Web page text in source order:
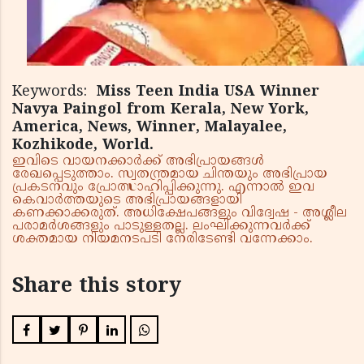
Keywords: Miss Teen India USA Winner
Navya Paingol from Kerala, New York,
America, News, Winner, Malayalee,
Kozhikode, World.
ഇവിടെ വായനക്കാർക്ക് അഭിപ്രായങ്ങൾ
രേഖപ്പെടുത്താം. സ്വതന്ത്രമായ ചിന്തയും അഭിപ്രായ
പ്രകടനവും പ്രോത്സാഹിപ്പിക്കുന്നു. എന്നാൽ ഇവ
കെവാർത്തയുടെ അഭിപ്രായങ്ങളായി
കണക്കാക്കരുത്. അധിക്ഷേപങ്ങളും വിദ്വേഷ - അശ്ലീല
പരാമർശങ്ങളും പാടുള്ളതല്ല. ലംഘിക്കുന്നവർക്ക്
ശക്തമായ നിയമനടപടി നേരിടേണ്ടി വന്നേക്കാം.
Share this story